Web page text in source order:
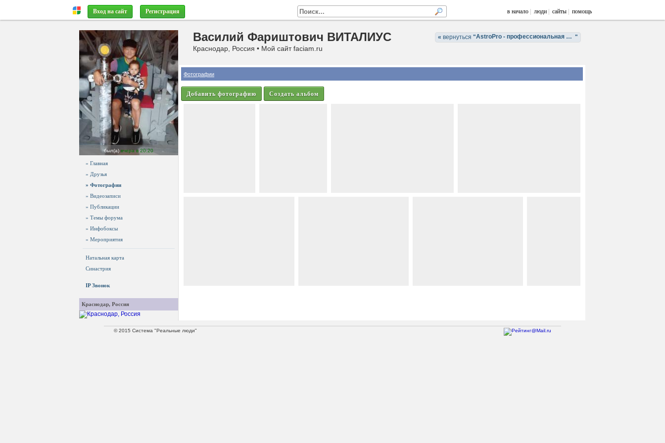
Вход на сайт Регистрация в начало люди сайты помощь
« вернуться " AstroPro - профессиональная астрология. Обучение и консультации. "
Василий Фариштович ВИТАЛИУС
Краснодар, Россия • Мой сайт faciam.ru
был(а) вчера в 20:20
» Главная
» Друзья
» Фотографии
» Видеозаписи
» Публикации
» Темы форума
» Инфобоксы
» Мероприятия
Натальная карта
Синастрия
IP Звонок
Краснодар, Россия
Фотографии
Добавить фотографию Создать альбом
© 2015 Система "Реальные люди"